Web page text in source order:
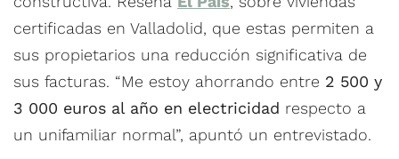
certificadas en Valladolid, que estas permiten a
sus propietarios una reducción significativa de
sus facturas. “Me estoy ahorrando entre 2 500 y
3 000 euros al año en electricidad respecto a
un unifamiliar normal”, apuntó un entrevistado.